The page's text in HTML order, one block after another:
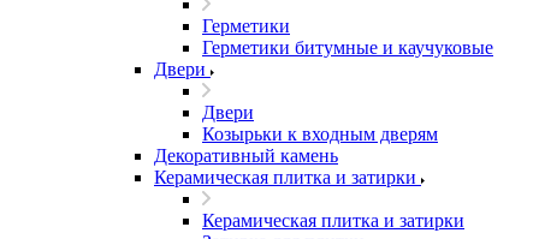
Герметики
Герметики битумные и каучуковые
Двери
Двери
Козырьки к входным дверям
Декоративный камень
Керамическая плитка и затирки
Керамическая плитка и затирки